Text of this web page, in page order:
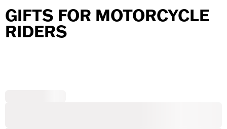
GIFTS FOR MOTORCYCLE
RIDERS